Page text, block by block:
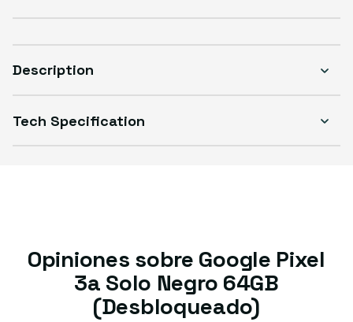
Description
Tech Specification
Opiniones sobre Google Pixel
3a Solo Negro 64GB
(Desbloqueado)